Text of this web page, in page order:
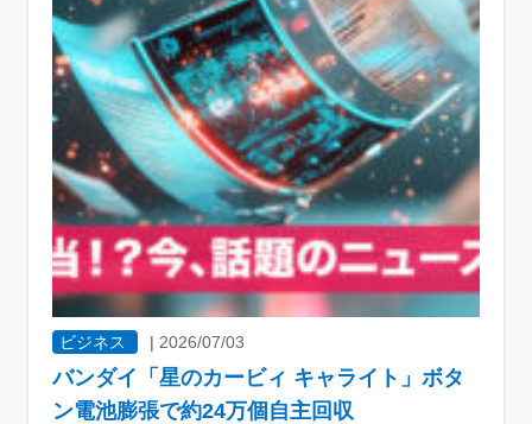
ビジネス | 2026/07/03
バンダイ「星のカービィ キャライト」ボタ
ン電池膨張で約24万個自主回収